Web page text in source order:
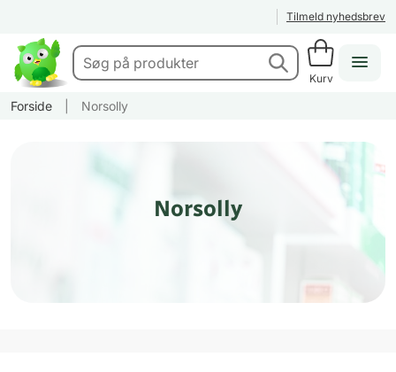
Tilmeld nyhedsbrev
Kurv
Forside Norsolly
Norsolly